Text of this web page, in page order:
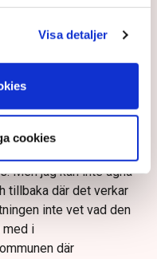
Visa detaljer
cookies
egendom. Jag vet
men att de inte
konstigt när
Men jag kan inte ägna
tillbaka där det verkar
inte vet vad den
med i
där